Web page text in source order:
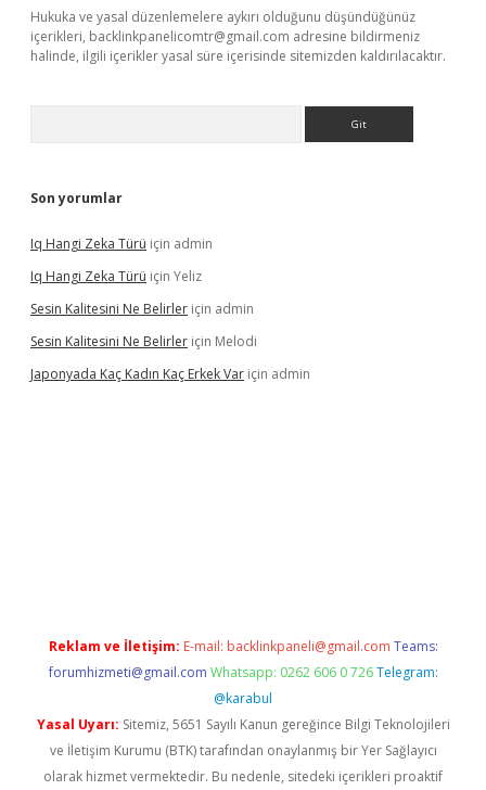
Hukuka ve yasal düzenlemelere aykırı olduğunu düşündüğünüz
içerikleri, backlinkpanelicomtr@gmail.com adresine bildirmeniz
halinde, ilgili içerikler yasal süre içerisinde sitemizden kaldırılacaktır.
Son yorumlar
Iq Hangi Zeka Türü için admin
Iq Hangi Zeka Türü için Yeliz
Sesin Kalitesini Ne Belirler için admin
Sesin Kalitesini Ne Belirler için Melodi
Japonyada Kaç Kadın Kaç Erkek Var için admin
Reklam ve İletişim: E-mail: backlinkpaneli@gmail.com Teams:
forumhizmeti@gmail.com Whatsapp: 0262 606 0 726 Telegram:
@karabul
Yasal Uyarı: Sitemiz, 5651 Sayılı Kanun gereğince Bilgi Teknolojileri
ve İletişim Kurumu (BTK) tarafından onaylanmış bir Yer Sağlayıcı
olarak hizmet vermektedir. Bu nedenle, sitedeki içerikleri proaktif